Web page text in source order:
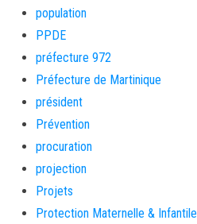
population
PPDE
préfecture 972
Préfecture de Martinique
président
Prévention
procuration
projection
Projets
Protection Maternelle & Infantile